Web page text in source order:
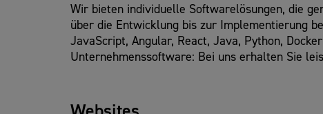
Wir bieten individuelle Softwarelösungen, die
über die Entwicklung bis zur Implementierung
JavaScript, Angular, React, Java, Python,
Unternehmenssoftware: Bei uns erhalten Sie